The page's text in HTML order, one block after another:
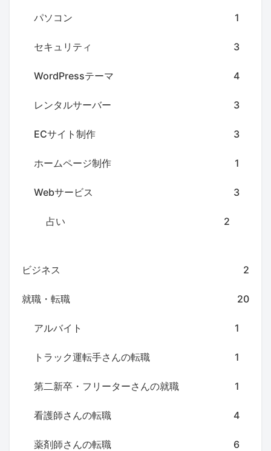
パソコン 1
セキュリティ 3
WordPressテーマ 4
レンタルサーバー 3
ECサイト制作 3
ホームページ制作 1
Webサービス 3
占い 2
ビジネス 2
就職・転職 20
アルバイト 1
トラック運転手さんの転職 1
第二新卒・フリーターさんの就職 1
看護師さんの転職 4
薬剤師さんの転職 6